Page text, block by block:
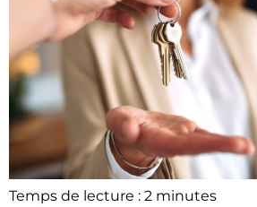
Temps de lecture : 2 minutes